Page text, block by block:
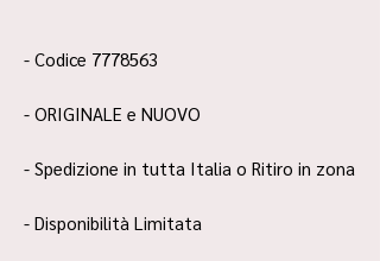
- Codice 7778563
- ORIGINALE e NUOVO
- Spedizione in tutta Italia o Ritiro in zona
- Disponibilità Limitata